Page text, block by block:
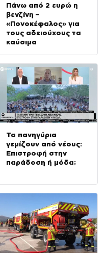
Πάνω από 2 ευρώ η
βενζίνη –
«Πονοκέφαλος» για
τους αδειούχους τα
καύσιμα
Τα πανηγύρια
γεμίζουν από νέους:
Επιστροφή στην
παράδοση ή μόδα;